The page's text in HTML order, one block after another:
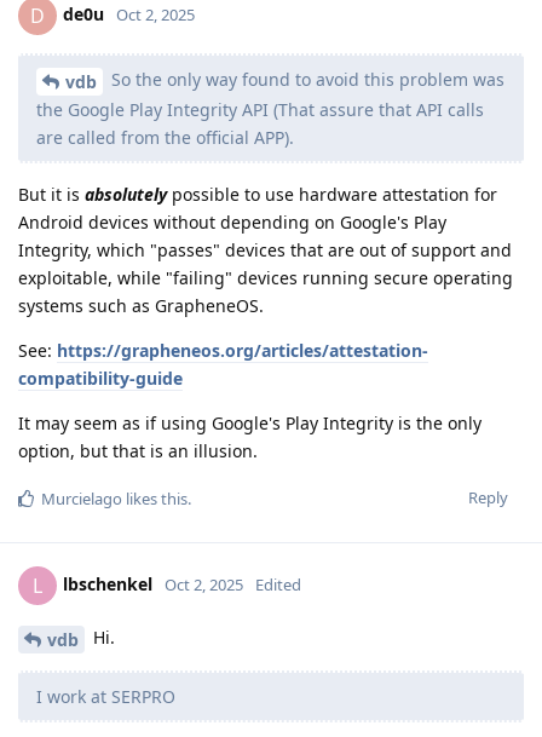
D de0u Oct 2, 2025
vdb
So the only way found to avoid this problem was
the Google Play Integrity API (That assure that API calls
are called from the official APP).
But it is absolutelypossible to use hardware attestation for
Android devices without depending on Google's Play
Integrity, which "passes" devices that are out of support and
exploitable, while "failing" devices running secure operating
systems such as GrapheneOS.
See: https://grapheneos.org/articles/attestation-
compatibility-guide
It may seem as if using Google's Play Integrity is the only
option, but that is an illusion.
Reply
Murcielago likes this.
L lbschenkel Oct 2, 2025 Edited
vdb Hi.
I work at SERPRO